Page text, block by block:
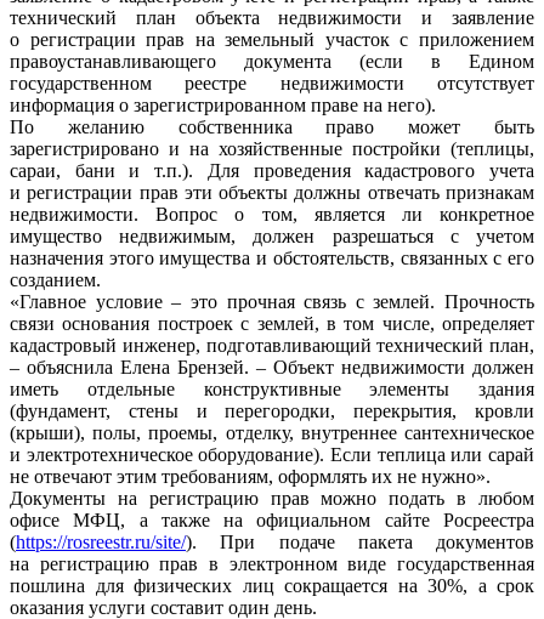
технический план объекта недвижимости и заявление
о регистрации прав на земельный участок с приложением
правоустанавливающего документа (если в Едином
государственном реестре недвижимости отсутствует
информация о зарегистрированном праве на него).
По желанию собственника право может быть
зарегистрировано и на хозяйственные постройки (теплицы,
сараи, бани и т.п.). Для проведения кадастрового учета
и регистрации прав эти объекты должны отвечать признакам
недвижимости. Вопрос о том, является ли конкретное
имущество недвижимым, должен разрешаться с учетом
назначения этого имущества и обстоятельств, связанных с его
созданием.
«Главное условие – это прочная связь с землей. Прочность
связи основания построек с землей, в том числе, определяет
кадастровый инженер, подготавливающий технический план,
– объяснила Елена Брензей. – Объект недвижимости должен
иметь отдельные конструктивные элементы здания
(фундамент, стены и перегородки, перекрытия, кровли
(крыши), полы, проемы, отделку, внутреннее сантехническое
и электротехническое оборудование). Если теплица или сарай
не отвечают этим требованиям, оформлять их не нужно».
Документы на регистрацию прав можно подать в любом
офисе МФЦ, а также на официальном сайте Росреестра
(https://rosreestr.ru/site/). При подаче пакета документов
на регистрацию прав в электронном виде государственная
пошлина для физических лиц сокращается на 30%, а срок
оказания услуги составит один день.